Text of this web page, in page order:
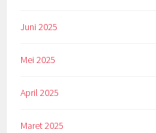
Juni 2025
Mei 2025
April 2025
Maret 2025